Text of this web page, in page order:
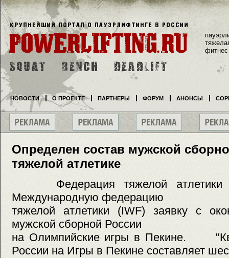
Определен состав мужской
тяжелой атлетике
Федерация тяжелой атлетики
Международную федерацию
тяжелой атлетики (IWF) заявку c
мужской сборной России
на Олимпийские игры в Пекине.
России на Игры в Пекине составляет
фитнес
НОВОСТИ О ПРОЕКТЕ ПАРТНЕРЫ ФОРУМ АНОНСЫ